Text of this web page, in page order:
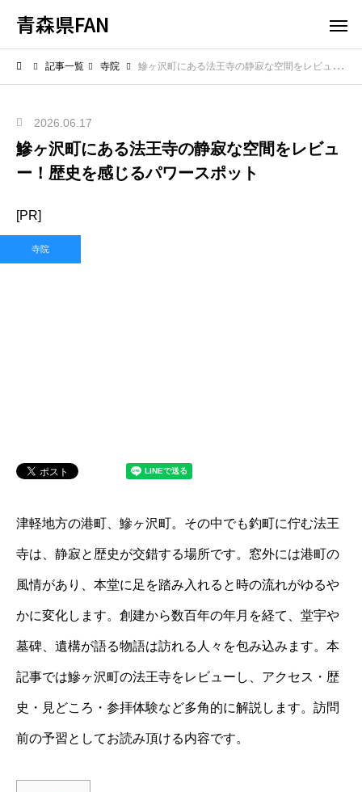
青森県FAN
記事一覧 寺院 鰺ヶ沢町にある法王寺の静寂な空間をレビュー！歴史を感じるパワースポット
2026.06.17
鰺ヶ沢町にある法王寺の静寂な空間をレビュ
ー！歴史を感じるパワースポット
[PR]
寺院
津軽地方の港町、鰺ヶ沢町。その中でも釣町に佇む法王
寺は、静寂と歴史が交錯する場所です。窓外には港町の
風情があり、本堂に足を踏み入れると時の流れがゆるや
かに変化します。創建から数百年の年月を経て、堂宇や
墓碑、遺構が語る物語は訪れる人々を包み込みます。本
記事では鰺ヶ沢町の法王寺をレビューし、アクセス・歴
史・見どころ・参拝体験など多角的に解説します。訪問
前の予習としてお読み頂ける内容です。